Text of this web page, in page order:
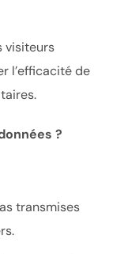
visiteurs
l’efficacité de
?
transmises